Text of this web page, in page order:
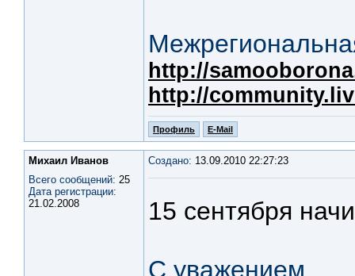
http://
http://
Профиль E-Mail
Михаил Иванов
Всего сообщений: 25
Дата регистрации:
21.02.2008
Создано: 13.09.2010 22:27:23
15 сентября
С уважением,